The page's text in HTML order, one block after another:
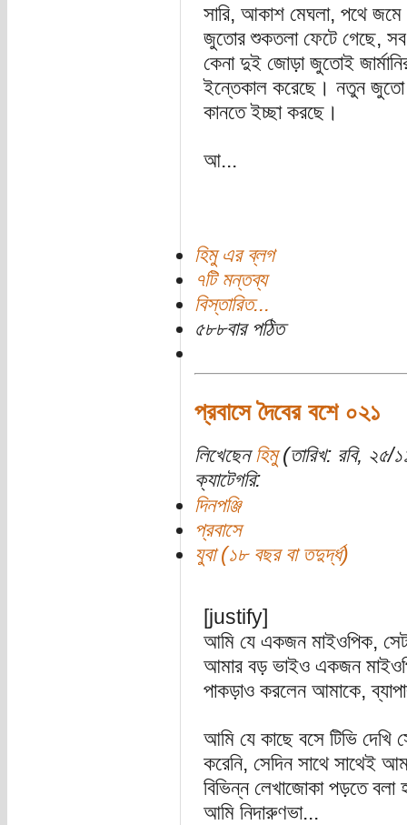
সারি, আকাশ মেঘলা, পথে
জুতোর শুকতলা ফেটে গেছে, সব
কেনা দুই জোড়া জুতোই
ইন্তেকাল করেছে। নতুন জুতো
কানতে ইচ্ছা করছে।
আ...
হিমু এর ব্লগ
৭টি মন্তব্য
বিস্তারিত...
৫৮৮বার পঠিত
প্রবাসে দৈবের বশে ০২১
লিখেছেন হিমু(তারিখ: রবি,
ক্যাটেগরি:
দিনপঞ্জি
প্রবাসে
যুবা (১৮ বছর বা তদুর্দ্ধ)
[justify]
আমি যে একজন মাইওপিক,
আমার বড় ভাইও একজন
পাকড়াও করলেন আমাকে,
আমি যে কাছে বসে টিভি দেখি
করেনি, সেদিন সাথে সাথেই
বিভিন্ন লেখাজোকা পড়তে
আমি নিদারুণভা...